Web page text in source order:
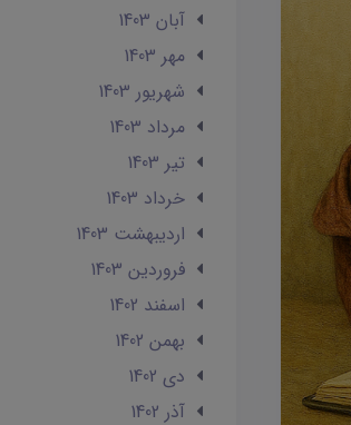
آبان 1403
مهر 1403
شهریور 1403
مرداد 1403
تير 1403
خرداد 1403
ارديبهشت 1403
فروردین 1403
اسفند 1402
بهمن 1402
دی 1402
آذر 1402